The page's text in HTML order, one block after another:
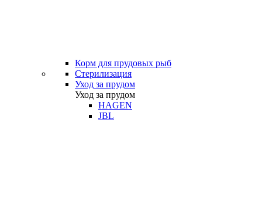
Корм для прудовых рыб
Стерилизация
Уход за прудом
Уход за прудом
HAGEN
JBL